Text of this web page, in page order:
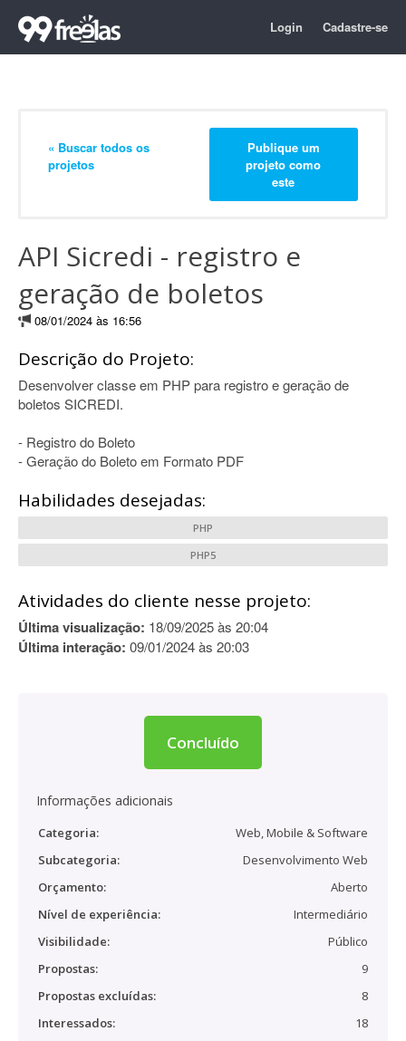
Login Cadastre-se
« Buscar todos os
projetos
Publique um
projeto como
este
API Sicredi - registro e
geração de boletos
08/01/2024 às 16:56
Descrição do Projeto:
Desenvolver classe em PHP para registro e geração de
boletos SICREDI.
- Registro do Boleto
- Geração do Boleto em Formato PDF
Habilidades desejadas:
PHP
PHP5
Atividades do cliente nesse projeto:
Última visualização: 18/09/2025 às 20:04
Última interação: 09/01/2024 às 20:03
Concluído
Informações adicionais
Categoria:
Web, Mobile & Software
Subcategoria:
Desenvolvimento Web
Orçamento:
Aberto
Nível de experiência:
Intermediário
Visibilidade:
Público
Propostas:
9
Propostas excluídas:
8
Interessados:
18